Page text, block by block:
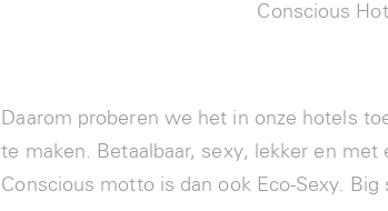
Conscious
Daarom proberen we het in onze hotels
te maken. Betaalbaar, sexy, lekker en met
Conscious motto is dan ook Eco-Sexy. Big